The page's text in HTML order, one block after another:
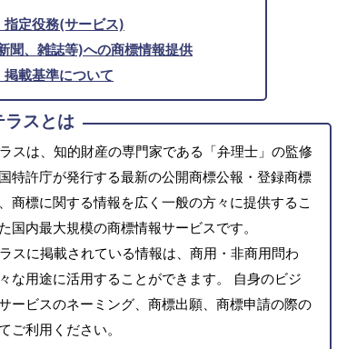
指定役務(サービス)
聞、雑誌等)への商標情報提供
載基準について
ラスとは
スは、知的財産の専門家である「弁理士」の監修
特許庁が発行する最新の公開商標公報・登録商標
商標に関する情報を広く一般の方々に提供するこ
国内最大規模の商標情報サービスです。
スに掲載されている情報は、商用・非商用問わ
な用途に活用することができます。 自身のビジ
ービスのネーミング、商標出願、商標申請の際の
ご利用ください。